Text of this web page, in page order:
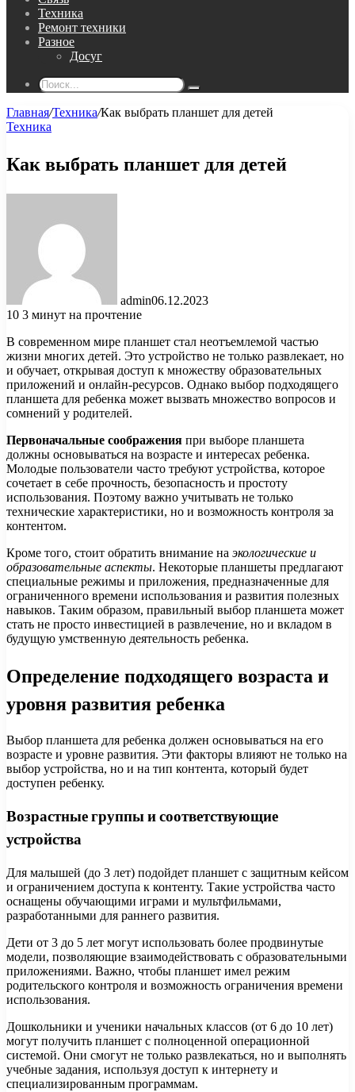
Техника
Ремонт техники
Разное
Досуг
Поиск...
Главная/Техника/Как выбрать планшет для детей
Техника
Как выбрать планшет для детей
admin06.12.2023
10 3 минут на прочтение
В современном мире планшет стал неотъемлемой частью
жизни многих детей. Это устройство не только развлекает, но
и обучает, открывая доступ к множеству образовательных
приложений и онлайн-ресурсов. Однако выбор подходящего
планшета для ребенка может вызвать множество вопросов и
сомнений у родителей.
Первоначальные соображения при выборе планшета
должны основываться на возрасте и интересах ребенка.
Молодые пользователи часто требуют устройства, которое
сочетает в себе прочность, безопасность и простоту
использования. Поэтому важно учитывать не только
технические характеристики, но и возможность контроля за
контентом.
Кроме того, стоит обратить внимание на экологические и
образовательные аспекты. Некоторые планшеты предлагают
специальные режимы и приложения, предназначенные для
ограниченного времени использования и развития полезных
навыков. Таким образом, правильный выбор планшета может
стать не просто инвестицией в развлечение, но и вкладом в
будущую умственную деятельность ребенка.
Определение подходящего возраста и
уровня развития ребенка
Выбор планшета для ребенка должен основываться на его
возрасте и уровне развития. Эти факторы влияют не только на
выбор устройства, но и на тип контента, который будет
доступен ребенку.
Возрастные группы и соответствующие
устройства
Для малышей (до 3 лет) подойдет планшет с защитным кейсом
и ограничением доступа к контенту. Такие устройства часто
оснащены обучающими играми и мультфильмами,
разработанными для раннего развития.
Дети от 3 до 5 лет могут использовать более продвинутые
модели, позволяющие взаимодействовать с образовательными
приложениями. Важно, чтобы планшет имел режим
родительского контроля и возможность ограничения времени
использования.
Дошкольники и ученики начальных классов (от 6 до 10 лет)
могут получить планшет с полноценной операционной
системой. Они смогут не только развлекаться, но и выполнять
учебные задания, используя доступ к интернету и
специализированным программам.